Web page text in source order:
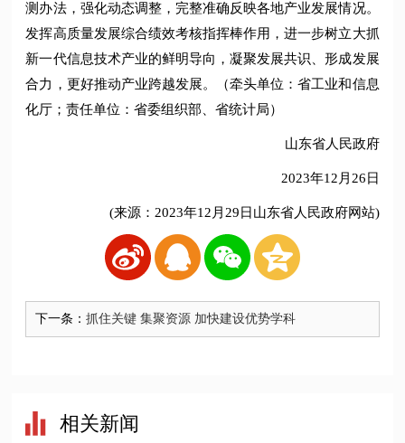
测办法，强化动态调整，完整准确反映各地产业发展情况。
发挥高质量发展综合绩效考核指挥棒作用，进一步树立大抓
新一代信息技术产业的鲜明导向，凝聚发展共识、形成发展
合力，更好推动产业跨越发展。（牵头单位：省工业和信息
化厅；责任单位：省委组织部、省统计局）
山东省人民政府
2023年12月26日
(来源：2023年12月29日山东省人民政府网站)
下一条：抓住关键 集聚资源 加快建设优势学科
相关新闻